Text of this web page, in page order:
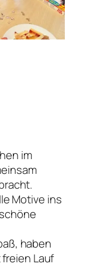
im
Motive ins
haben
Lauf